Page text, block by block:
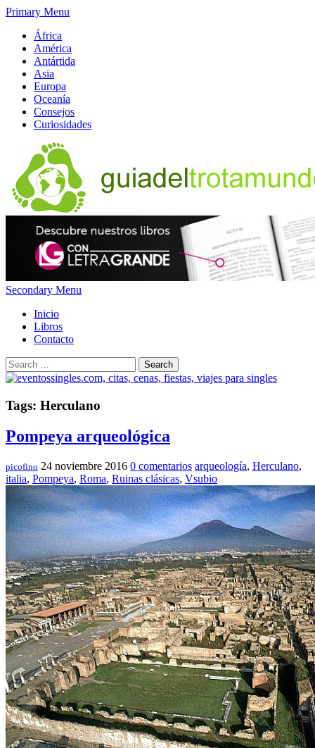
Primary Menu
África
América
Antártida
Asia
Europa
Oceanía
Consejos
Curiosidades
Secondary Menu
Inicio
Libros
Contacto
Search
Tags: Herculano
Pompeya arqueológica
picofino 24 noviembre 2016 0 comentarios arqueología, Herculano,
italia, Pompeya, Roma, Ruinas clásicas, Vsubio